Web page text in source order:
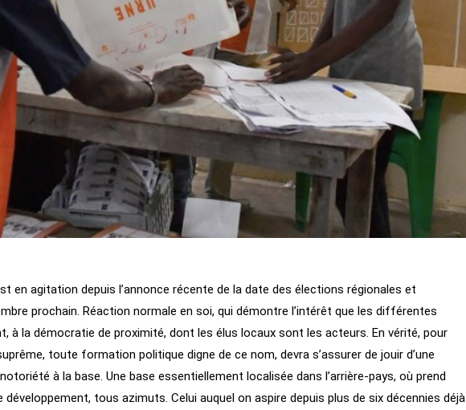
en agitation depuis l’annonce récente de la date des élections régionales et
prochain. Réaction normale en soi, qui démontre l’intérêt que les différentes
à la démocratie de proximité, dont les élus locaux sont les acteurs. En vérité, pour
toute formation politique digne de ce nom, devra s’assurer de jouir d’une
à la base. Une base essentiellement localisée dans l’arrière-pays, où prend
tous azimuts. Celui auquel on aspire depuis plus de six décennies déjà